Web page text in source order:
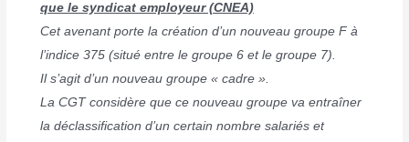
que le syndicat employeur (CNEA)
Cet avenant porte la création d’un nouveau groupe F à
l’indice 375 (situé entre le groupe 6 et le groupe 7).
Il s’agit d’un nouveau groupe « cadre ».
La CGT considère que ce nouveau groupe va entraîner
la déclassification d’un certain nombre salariés et